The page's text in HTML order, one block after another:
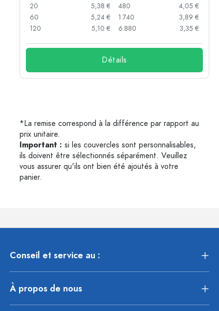
20
5,38 €
60
5,24 €
120
5,10 €
480
4,05 €
1.740
3,89 €
6.880
3,35 €
Détails
*La remise correspond à la différence par rapport au
prix unitaire.
Important : si les couvercles sont personnalisables,
ils doivent être sélectionnés séparément. Veuillez
vous assurer qu'ils ont bien été ajoutés à votre
panier.
Conseil et service au :
À propos de nous